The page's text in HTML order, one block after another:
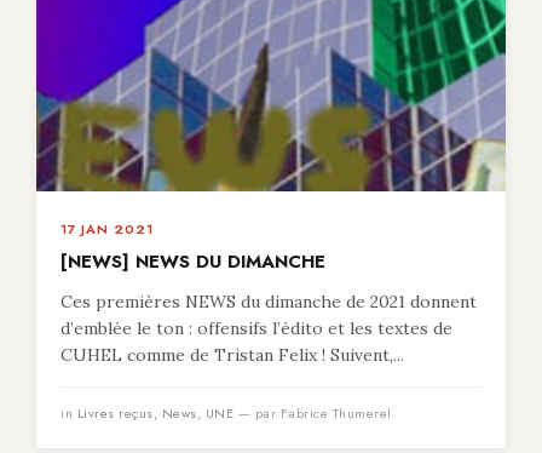
17 JAN 2021
[NEWS] NEWS DU DIMANCHE
Ces premières NEWS du dimanche de 2021 donnent
d’emblée le ton : offensifs l’édito et les textes de
CUHEL comme de Tristan Felix ! Suivent,...
in Livres reçus, News, UNE — par Fabrice Thumerel